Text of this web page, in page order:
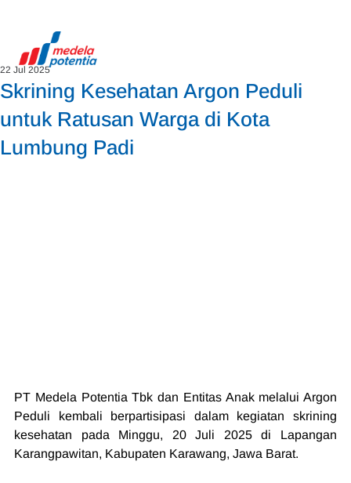
Skrining Kesehatan Argon Peduli
untuk Ratusan Warga di Kota
Lumbung Padi
22 Jul 2025
PT Medela Potentia Tbk dan Entitas Anak melalui Argon
Peduli kembali berpartisipasi dalam kegiatan skrining
kesehatan pada Minggu, 20 Juli 2025 di Lapangan
Karangpawitan, Kabupaten Karawang, Jawa Barat.